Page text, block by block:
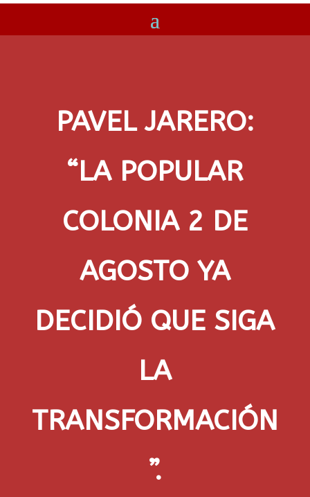
PAVEL JARERO:
“LA POPULAR
COLONIA 2 DE
AGOSTO YA
DECIDIÓ QUE SIGA
LA
TRANSFORMACIÓN
”.